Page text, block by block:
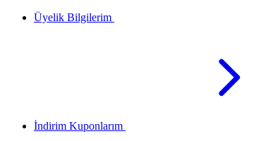
Üyelik Bilgilerim
İndirim Kuponlarım